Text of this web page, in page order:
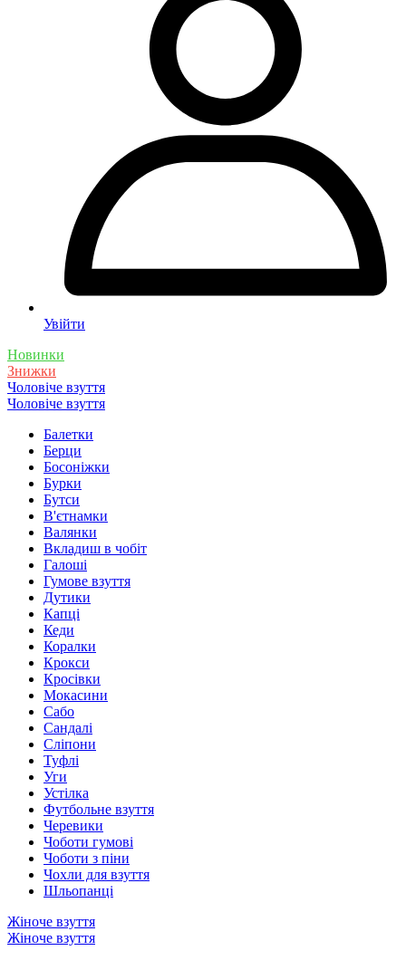
Увійти
Новинки
Знижки
Чоловіче взуття
Чоловіче взуття
Балетки
Берци
Босоніжки
Бурки
Бутси
В'єтнамки
Валянки
Вкладиш в чобіт
Галоші
Гумове взуття
Дутики
Капці
Кеди
Коралки
Крокси
Кросівки
Мокасини
Сабо
Сандалі
Сліпони
Туфлі
Уги
Устілка
Футбольне взуття
Черевики
Чоботи гумові
Чоботи з піни
Чохли для взуття
Шльопанці
Жіноче взуття
Жіноче взуття